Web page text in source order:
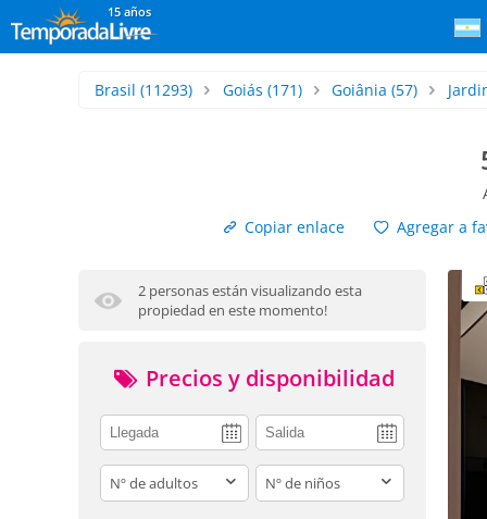
15 años
Brasil (11293) Goiás (171) Goiânia (57)
Copiar enlace
Agregar a
2 personas están visualizando esta
propiedad en este momento!
Precios y disponibilidad
adults children